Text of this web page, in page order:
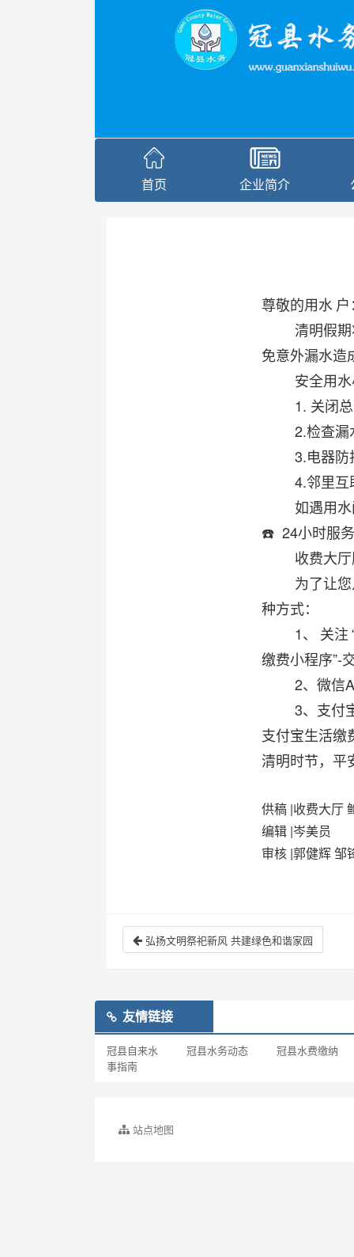
首页 企业简介
尊敬的用水
清明假
免意外漏水造
安全用
1. 关闭
2.检查
3.电器
4.邻里
如遇用
☎️ 24小时服
收费大
为了让
种方式：
1、
关注
缴费小程序”-
2、微信
3、支付
支付宝生活缴
清明时节，平
供稿 |收费大厅
编辑 |岑美员
审核 |郭健辉 邹
弘扬文明祭祀新风 共建绿色和谐家园
友情链接
冠县自来水 冠县水务动态
冠县水费缴纳
事指南
站点地图